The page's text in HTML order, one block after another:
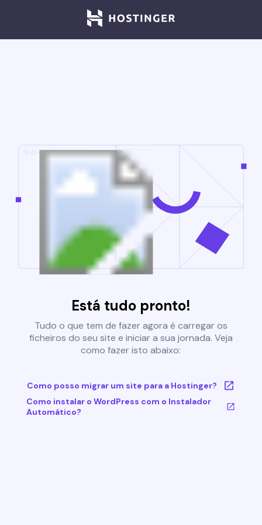
Está tudo pronto!
Tudo o que tem de fazer agora é carregar os
ficheiros do seu site e iniciar a sua jornada. Veja
como fazer isto abaixo:
Como posso migrar um site para a Hostinger?
Como instalar o WordPress com o Instalador
Automático?